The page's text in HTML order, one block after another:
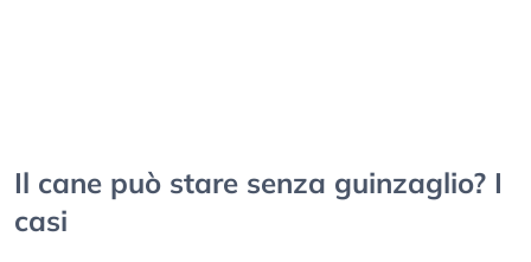
Il cane può stare senza guinzaglio? I
casi